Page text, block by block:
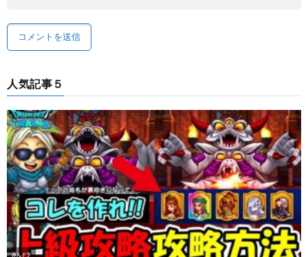
人気記事５